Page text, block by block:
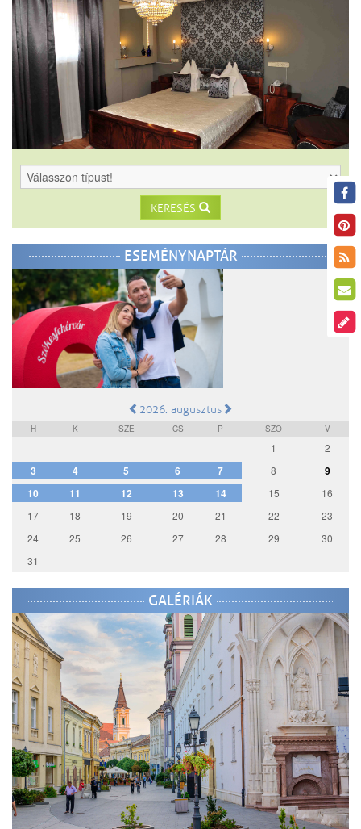
KERESÉS
ESEMÉNYNAPTÁR
2026. augusztus
H K SZE CS P SZO V
1 2
3 4 5 6 7 8
9
10
11 12 13 14 15
16
17
18 19 20 21 22
23
24
25 26 27 28 29
30
31
GALÉRIÁK